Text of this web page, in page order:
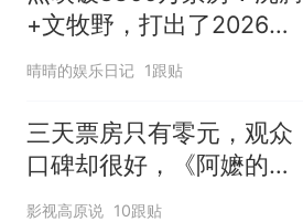
+文牧野，打出了2026年
暑期最硬的一张牌
晴晴的娱乐日记 1跟贴
三天票房只有零元，观众
口碑却很好，《阿嬷的情
书》的成功难复制
影视高原说 10跟贴